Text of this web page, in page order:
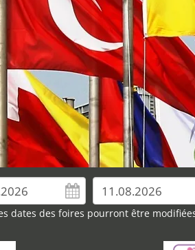
dates des foires pourront être